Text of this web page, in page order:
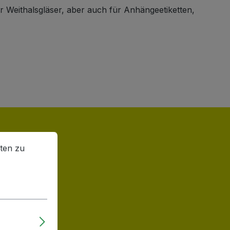
aber auch für Anhängeetiketten,
zu können.
Mehr Informationen ...
zu